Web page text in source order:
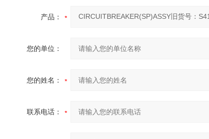
产品：
您的单位：
您的姓名：
联系电话：